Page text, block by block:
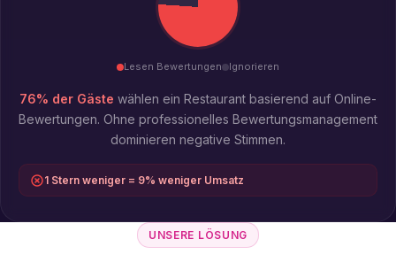
Lesen Bewertungen Ignorieren
76% der Gäste wählen ein Restaurant basierend auf Online-
Bewertungen. Ohne professionelles Bewertungsmanagement
dominieren negative Stimmen.
1 Stern weniger = 9% weniger Umsatz
UNSERE LÖSUNG